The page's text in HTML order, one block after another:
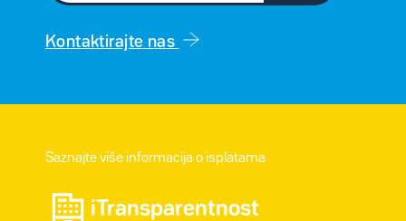
Kontaktirajte nas
Saznajte više informacija o isplatama
iTransparentnost